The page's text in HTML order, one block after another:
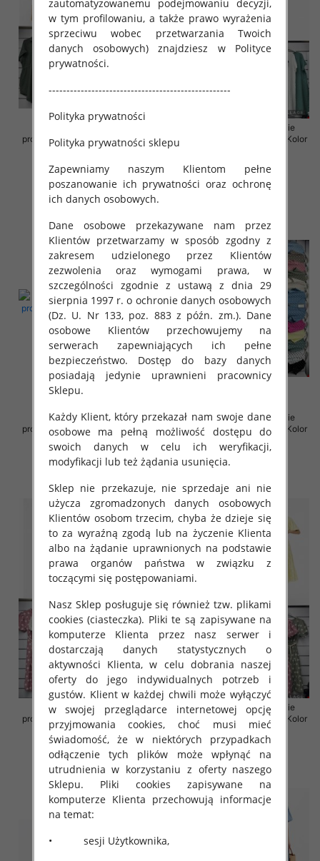
produkt) Roz Standard, Mix Kolor
Paczka 5 szt
35.00 zł
szczegóły
Sukienki damskie (Włoskie
produkt) Roz Standard, Mix Kolor
35.00 zł
szczegóły
Sukienki damskie (Włoskie
produkt) Roz Standard, Mix Kolor
Paczka 5 szt
35.00 zł
Sukienki damskie (Włoskie
produkt) Roz Standard, Mix Kolor
Paczka 5 szt
36.00 zł
Sukienki damskie (Włoskie
produkt) Roz Standard, Mix Kolor
Paczka 5 szt
43.00 zł
szczegóły
Sukienki damskie (Włoskie
produkt) Roz Standard, Mix Kolor
Paczka 5 szt
43.00 zł
szczegóły
zautomatyzowanemu podejmowaniu decyzji,
w tym profilowaniu, a także prawo wyrażenia
sprzeciwu wobec przetwarzania Twoich
danych osobowych) znajdziesz w Polityce
prywatności.
---------------------------------------------------
Polityka prywatności
Polityka prywatności sklepu
Zapewniamy naszym Klientom pełne
poszanowanie ich prywatności oraz ochronę
ich danych osobowych.
Dane osobowe przekazywane nam przez
Klientów przetwarzamy w sposób zgodny z
zakresem udzielonego przez Klientów
zezwolenia oraz wymogami prawa, w
szczególności zgodnie z ustawą z dnia 29
sierpnia 1997 r. o ochronie danych osobowych
(Dz. U. Nr 133, poz. 883 z późn. zm.). Dane
osobowe Klientów przechowujemy na
serwerach zapewniających ich pełne
bezpieczeństwo. Dostęp do bazy danych
posiadają jedynie uprawnieni pracownicy
Sklepu.
Każdy Klient, który przekazał nam swoje dane
osobowe ma pełną możliwość dostępu do
swoich danych w celu ich weryfikacji,
modyfikacji lub też żądania usunięcia.
Sklep nie przekazuje, nie sprzedaje ani nie
użycza zgromadzonych danych osobowych
Klientów osobom trzecim, chyba że dzieje się
to za wyraźną zgodą lub na życzenie Klienta
albo na żądanie uprawnionych na podstawie
prawa organów państwa w związku z
toczącymi się postępowaniami.
Nasz Sklep posługuje się również tzw. plikami
cookies (ciasteczka). Pliki te są zapisywane na
komputerze Klienta przez nasz serwer i
dostarczają danych statystycznych o
aktywności Klienta, w celu dobrania naszej
oferty do jego indywidualnych potrzeb i
gustów. Klient w każdej chwili może wyłączyć
w swojej przeglądarce internetowej opcję
przyjmowania cookies, choć musi mieć
świadomość, że w niektórych przypadkach
odłączenie tych plików może wpłynąć na
utrudnienia w korzystaniu z oferty naszego
Sklepu. Pliki cookies zapisywane na
komputerze Klienta przechowują informacje
na temat:
• sesji Użytkownika,